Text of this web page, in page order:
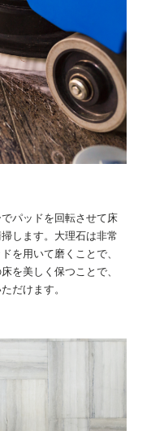
パッドを回転させて床
します。大理石は非常
を用いて磨くことで、
を美しく保つことで、
だけます。